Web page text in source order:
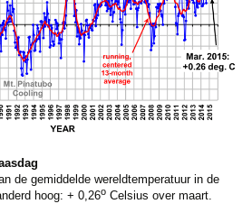
de gemiddelde wereldtemperatuur in de
hoog: + 0,26oCelsius over maart.